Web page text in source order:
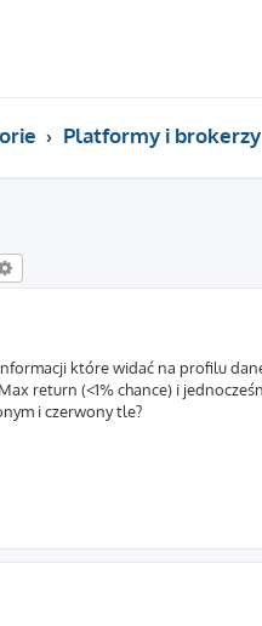
Platformy i brokerzy
które widać na profilu
return (<1% chance) i
i czerwony tle?